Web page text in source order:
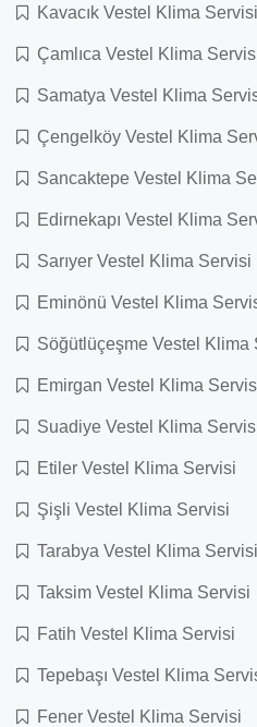
Kavacık Vestel Klima Servisi
Çamlıca Vestel Klima
Samatya Vestel Klima
Çengelköy Vestel Klima
Sancaktepe Vestel Klima
Edirnekapı Vestel Klima
Sarıyer Vestel Klima Servisi
Eminönü Vestel Klima
Söğütlüçeşme Vestel Klima
Emirgan Vestel Klima
Suadiye Vestel Klima
Etiler Vestel Klima Servisi
Şişli Vestel Klima Servisi
Tarabya Vestel Klima Servisi
Taksim Vestel Klima Servisi
Fatih Vestel Klima Servisi
Tepebaşı Vestel Klima
Fener Vestel Klima Servisi